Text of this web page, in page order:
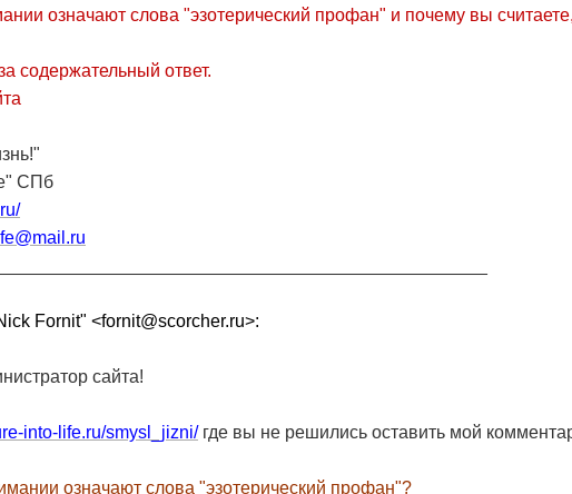
означают слова "эзотерический профан" и почему вы
содержательный ответ.
СПб
Fornit" <fornit@scorcher.ru>:
сайта!
into-life.ru/smysl_jizni/где вы не решились оставить мой
означают слова "эзотерический профан"?